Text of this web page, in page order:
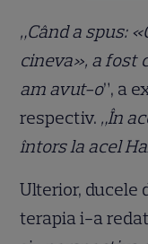
„Când a spus:
cineva», a fost
am avut-o”, a
respectiv. „În
întors la acel
Ulterior, ducele
terapia i-a